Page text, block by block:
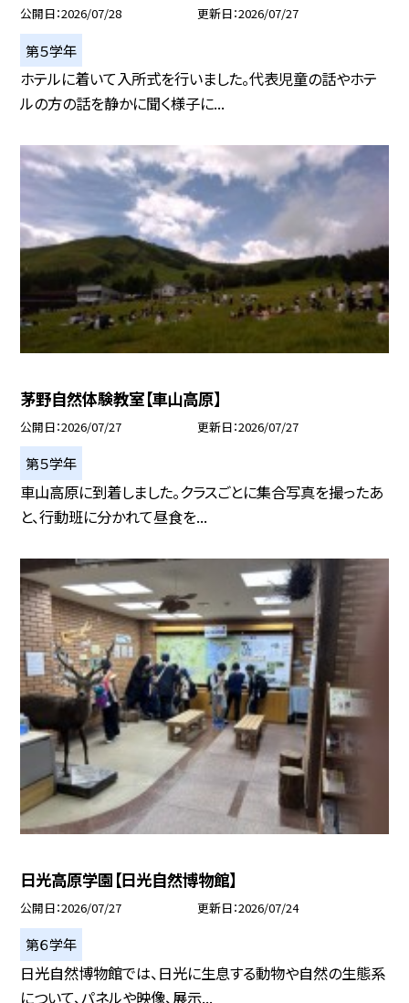
公開日 2026/07/28 更新日 2026/07/27
第５学年
ホテルに着いて入所式を行いました。代表児童の話やホテ
ルの方の話を静かに聞く様子に...
茅野自然体験教室【車山高原】
公開日 2026/07/27 更新日 2026/07/27
第５学年
車山高原に到着しました。クラスごとに集合写真を撮ったあ
と、行動班に分かれて昼食を...
日光高原学園【日光自然博物館】
公開日 2026/07/27 更新日 2026/07/24
第６学年
日光自然博物館では、日光に生息する動物や自然の生態系
について、パネルや映像、展示...